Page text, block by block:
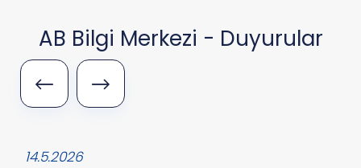
AB Bilgi Merkezi - Duyurular
14.5.2026